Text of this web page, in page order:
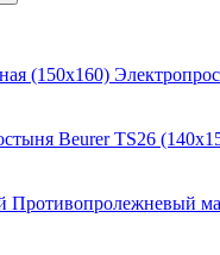
Beurer TS26
Противопролежневый